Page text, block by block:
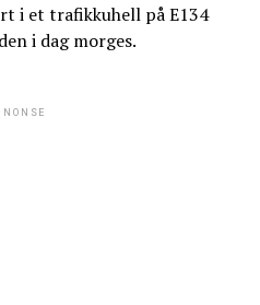
i et trafikkuhell på E134
i dag morges.